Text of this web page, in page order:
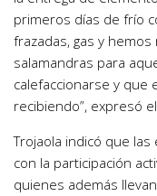
primeros días de frío
frazadas, gas y
salamandras para
calefaccionarse y que
recibiendo”, expresó
Trojaola indicó que
con la participación
quienes además